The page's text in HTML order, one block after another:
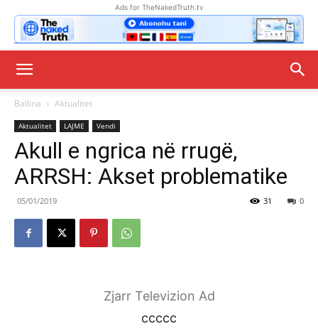
Ads for TheNakedTruth.tv
Ballina Aktualitet
Aktualitet LAJME Vendi
Akull e ngrica në rrugë,
ARRSH: Akset problematike
05/01/2019 0
31
Zjarr Televizion Ad
ccccc